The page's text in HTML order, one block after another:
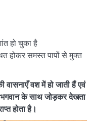
हो चुका है
होकर समस्त पापों से मुक्त
वासनाएँ वश में हो जाती हैं एवं
भगवान के साथ जोड़कर देखता
होता है।